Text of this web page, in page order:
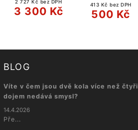
2 727 Kč bez DPH
3 300 Kč
413 Kč bez DPH
500 Kč
BLOG
Víte v čem jsou dvě kola více než
dojem nedává smysl?
14.4.2026
Pře...